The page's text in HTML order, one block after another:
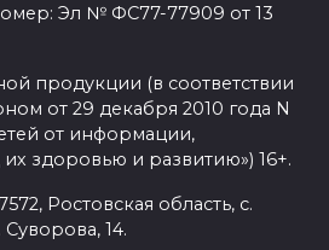
силами
и
09:19
сбили ночью в
Ростовской
Эл № ФС77-77909 от 13
продукции (в соответствии
от 29 декабря 2010 года N
от информации,
здоровью и развитию») 16+.
Ростовская область, с.
14.